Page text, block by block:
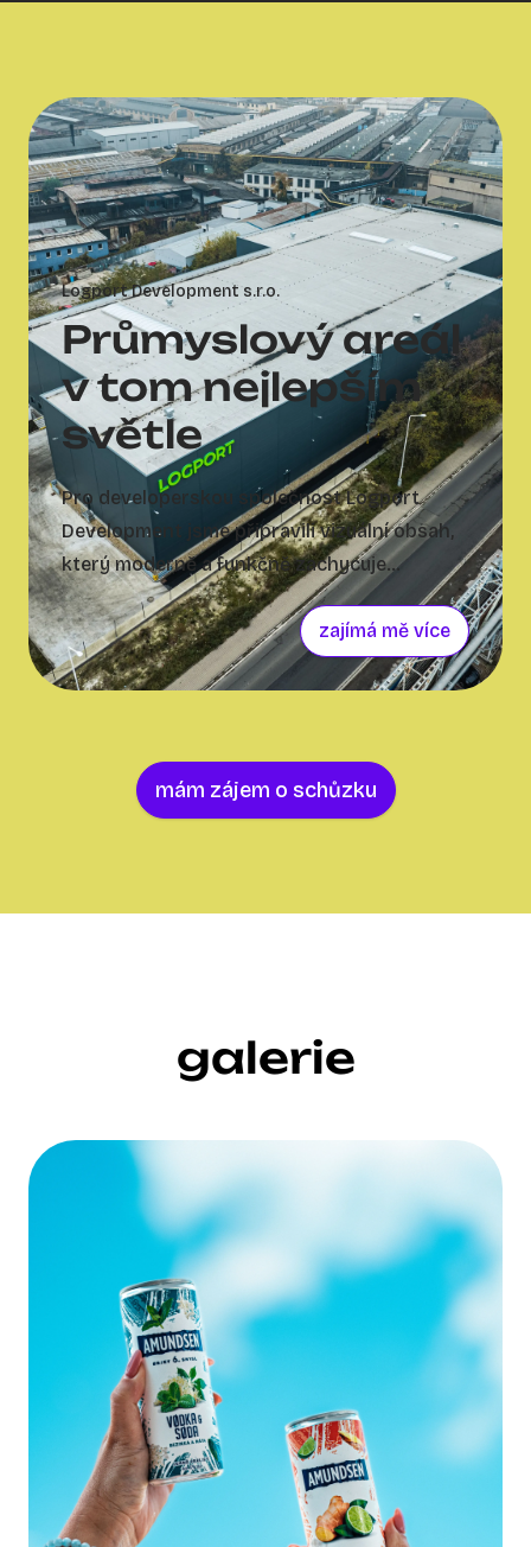
Logport Development s.r.o.
Průmyslový areál
v tom nejlepším
světle
Pro developerskou společnost Logport
Development jsme připravili vizuální obsah,
který moderně a funkčně zachycuje
průmyslovou halu v Kladně. Spojením
detailních fotografií, působivých dronových
záběrů a precizní postprodukce vznikly
materiály, které klientovi skvěle slouží k
zajímá mě více
mám zájem o schůzku
galerie